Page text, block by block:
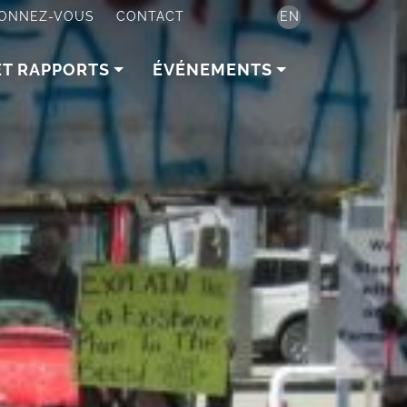
VOUS CONTACT EN
RAPPORTS ÉVÉNEMENTS